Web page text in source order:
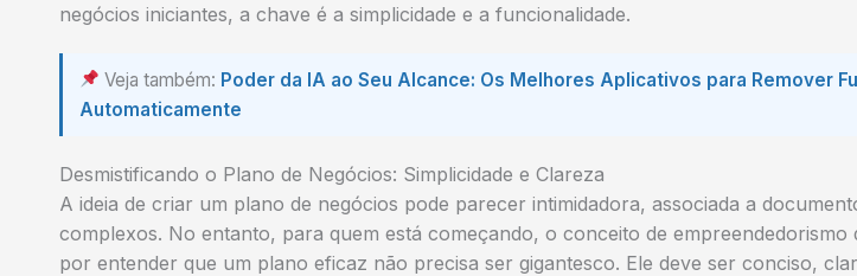
negócios iniciantes, a chave é a simplicidade e a funcionalidade.
Veja também: Poder da IA ao Seu Alcance: Os Melhores Aplicativos para Remover
Automaticamente
Desmistificando o Plano de Negócios: Simplicidade e Clareza
A ideia de criar um plano de negócios pode parecer intimidadora, associada a
complexos. No entanto, para quem está começando, o conceito de empreendedorismo
por entender que um plano eficaz não precisa ser gigantesco. Ele deve ser conciso,